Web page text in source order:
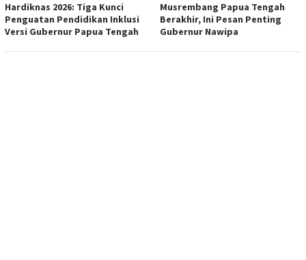
Hardiknas 2026: Tiga Kunci
Penguatan Pendidikan Inklusi
Versi Gubernur Papua Tengah
Musrembang Papua Tengah
Berakhir, Ini Pesan Penting
Gubernur Nawipa